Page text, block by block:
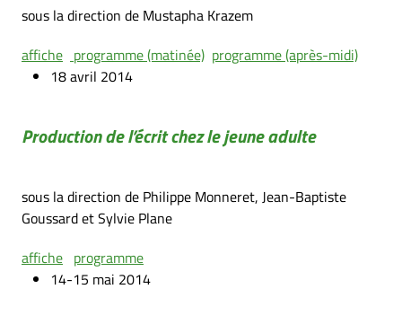
sous la direction de Mustapha Krazem
affiche programme (matinée) programme (après-midi)
18 avril 2014
Production de l’écrit chez le jeune adulte
sous la direction de Philippe Monneret, Jean-Baptiste
Goussard et Sylvie Plane
affiche programme
14-15 mai 2014